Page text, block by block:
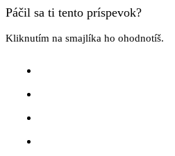
Páčil sa ti tento príspevok?
Kliknutím na smajlíka ho ohodnotíš.